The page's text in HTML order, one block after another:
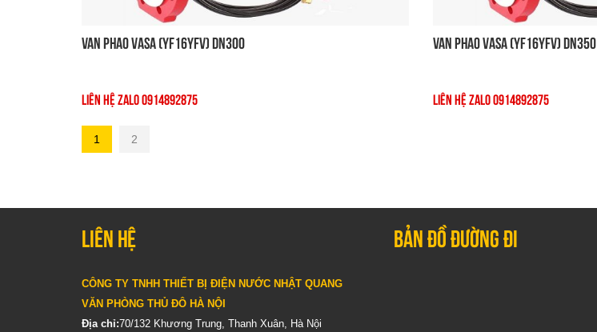
Van Phao VASA (YF16YFV) DN300
Liên Hệ Zalo 0914892875
Van Phao VASA (YF16YFV) DN350
Liên Hệ Zalo 0914892875
1 2
Liên hệ
CÔNG TY TNHH THIẾT BỊ ĐIỆN NƯỚC NHẬT QUANG
VĂN PHÒNG THỦ ĐÔ HÀ NỘI
Địa chỉ:70/132 Khương Trung, Thanh Xuân, Hà Nội
Bản đồ đường đi